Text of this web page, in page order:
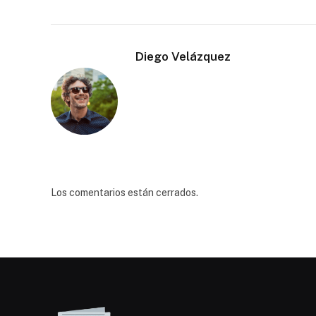
Diego Velázquez
Los comentarios están cerrados.